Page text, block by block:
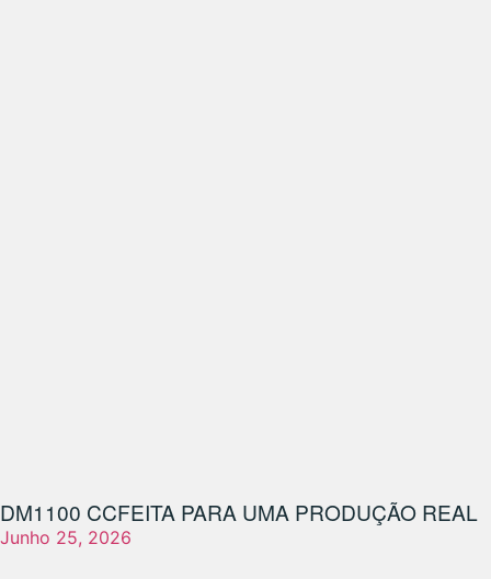
DM1100 CCFEITA PARA UMA PRODUÇÃO REAL
Junho 25, 2026